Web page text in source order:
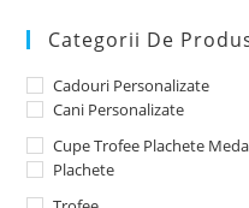
Categorii De
Cadouri Personalizate
Cani Personalizate
Cupe Trofee Plachete
Plachete